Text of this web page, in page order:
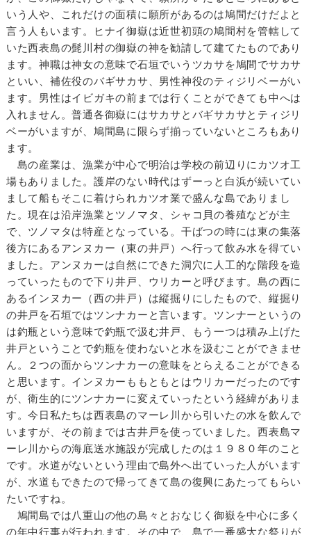
いう人や、これだけの面積に願所があるのは鳩間だけだよと
言う人もいます。ヒナイ御嶽は近世初頭の鳩間村を管轄して
いた西表島の髭川村の御嶽の神を勧請して建てたものであり
ます。神職は神女の意味で石垣でいうツカサを鳩間でサカサ
といい、補佐役のバギサカサ、男性神役のティジリベーがい
ます。男性はイビガキの前までは行くことができても中へは
入れません。普通各御嶽にはサカサとバギサカサとティジリ
ベーがいますが、鳩間島に限らず揃っていないところもあり
ます。
島の産業は、漁業が中心で明治は学校の前辺りにカツオ工
場もありました。護岸のない時代はずーっと白浜が続いてい
まして船もそこに着けられカツオ業で盛んな島でありまし
た。現在は沿岸漁業とツノマタ、シャコ貝の養殖などが主
で、ツノマタは特産となっている。干ばつの時には東の集落
後方にあるアンヌカー（東の井戸）へ行って飲み水を得てい
ました。アンヌカーは自然にできた洞穴に人工的な階段を造
っていったもので下り井戸、ウリカーと呼びます。島の西に
あるインヌカー（西の井戸）は縦掘りにしたもので、縦掘り
の井戸を石垣ではツンナカーと言います。ツンナーというの
は釣瓶という意味で釣瓶で汲む井戸、もう一つは積み上げた
井戸ということで釣瓶を使わないと水を汲むことができませ
ん。２つの面からツンナカーの意味をとらえることができる
と思います。インヌカーももともとはウリカーだったのです
が、衛生的にツンナカーに変えていったという経緯がありま
す。今日私たちは西表島のマーレ川から引いたの水を飲んで
いますが、その前までは古井戸を使っていました。西表島マ
ーレ川からの海底送水施設が完成したのは１９８０年のこと
です。水道がないという理由で島外へ出ていった人がいます
が、水道もできたので帰ってきて島の復興にあたってもらい
たいですね。
鳩間島では八重山の他の島々とおなじく御嶽を中心に多く
の年中行事が行われます。その中で、島で一番盛大な祭りが